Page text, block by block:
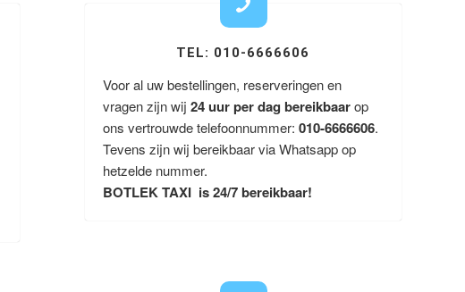
TEL: 010-6666606
Voor al uw bestellingen, reserveringen en
vragen zijn wij 24 uur per dag bereikbaarop
ons vertrouwde telefoonnummer: 010-6666606.
Tevens zijn wij bereikbaar via Whatsapp op
hetzelde nummer.
BOTLEK TAXI is 24/7 bereikbaar!